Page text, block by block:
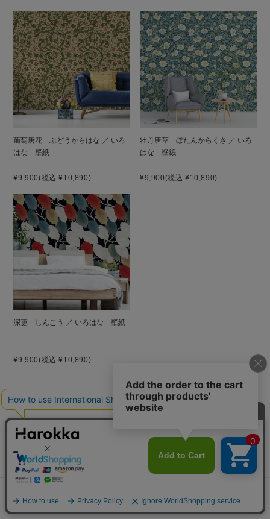
葡萄唐花 ぶどうからはな ／ いろ
はな 壁紙
¥9,900(税込 ¥10,890)
牡丹唐草 ぼたんからくさ ／ いろ
はな 壁紙
¥9,900(税込 ¥10,890)
深更 しんこう ／ いろはな 壁紙
¥9,900(税込 ¥10,890)
ご利用ガイド
お支払い方法
クレジットカード決済、PayPay、楽天ペイ、Amazon Pay、d払い、
代金引換、銀行振込（前払い）、郵便振替（前払い）、Paidy（あと
払いペイディ）がご利用いただけます。
※代引手数料、銀行振込手数料、郵便振替、ペイディ手数料はお客様